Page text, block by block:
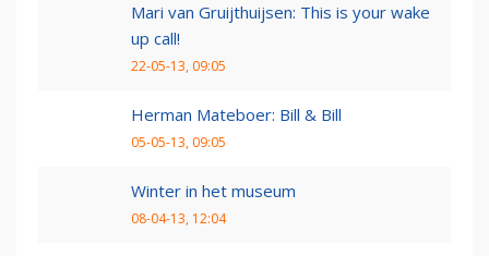
Mari van Gruijthuijsen: This is your wake
up call!
22-05-13, 09:05
Herman Mateboer: Bill & Bill
05-05-13, 09:05
Winter in het museum
08-04-13, 12:04